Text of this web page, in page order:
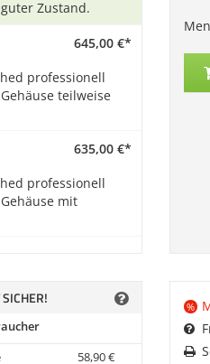
Zustand.
645,00 €*
professionell
teilweise
635,00 €*
professionell
mit
58,90€
%